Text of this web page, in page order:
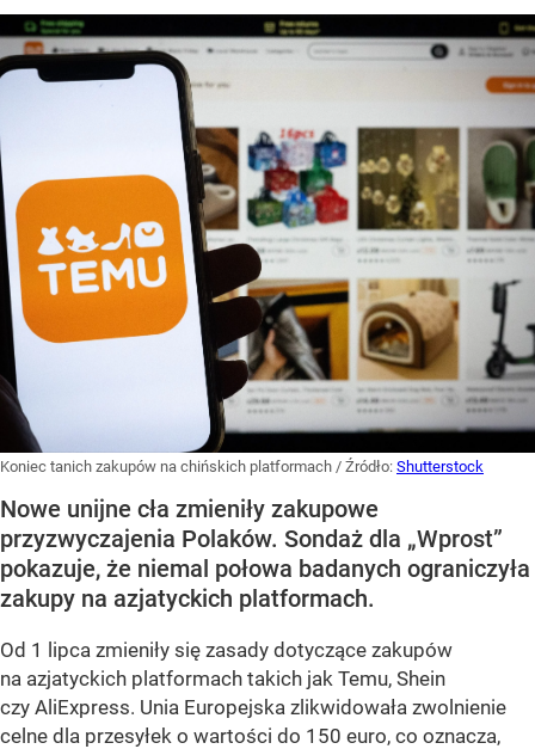
Koniec tanich zakupów na chińskich platformach / Źródło: Shutterstock
Nowe unijne cła zmieniły zakupowe
przyzwyczajenia Polaków. Sondaż dla „Wprost”
pokazuje, że niemal połowa badanych ograniczyła
zakupy na azjatyckich platformach.
Od 1 lipca zmieniły się zasady dotyczące zakupów
na azjatyckich platformach takich jak Temu, Shein
czy AliExpress. Unia Europejska zlikwidowała zwolnienie
celne dla przesyłek o wartości do 150 euro, co oznacza,